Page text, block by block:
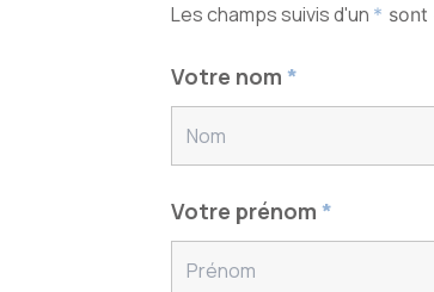
Les champs suivis d'un * sont
Votre nom *
Votre prénom *